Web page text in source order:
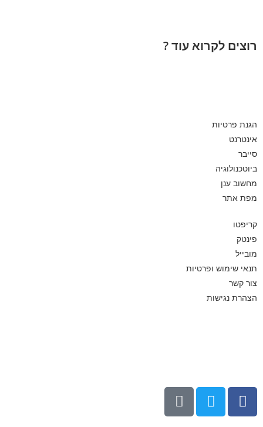
רוצים לקרוא עוד ?
הגנת פרטיות
אינטרנט
סייבר
ביוטכנולוגיה
מחשוב ענן
מפת אתר
קריפטו
פינטק
מובייל
תנאי שימוש ופרטיות
צור קשר
הצהרת נגישות